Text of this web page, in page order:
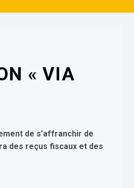
« VIA
de s’affranchir de
des reçus fiscaux et des